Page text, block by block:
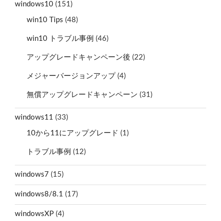
windows10 (151)
win10 Tips (48)
win10 トラブル事例 (46)
アップグレードキャンペーン後 (22)
メジャーバージョンアップ(4)
無償アップグレードキャンペーン (31)
windows11 (33)
10から11にアップグレード (1)
トラブル事例 (12)
windows7 (15)
windows8/8.1 (17)
windowsXP (4)